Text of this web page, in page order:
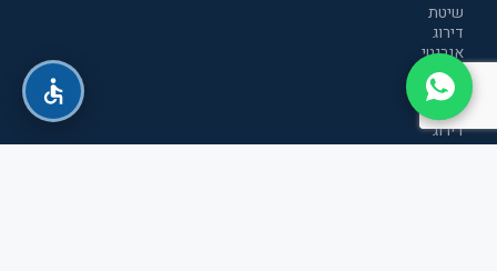
שיטת
דירוג
אנרגטי
חדשה
שיטת
דירוג
אנרגטי